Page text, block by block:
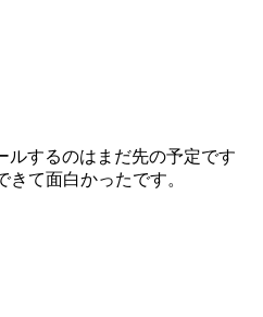
ルするのはまだ先の予定です
て面白かったです。